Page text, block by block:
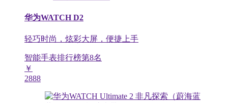
华为WATCH D2
轻巧时尚，炫彩大屏，便捷上手
智能手表排行榜第8名
￥
2888